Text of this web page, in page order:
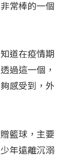
常棒的一個
道在疫情期
過這一個，
感受到，外
籃球，主要
年遠離沉溺